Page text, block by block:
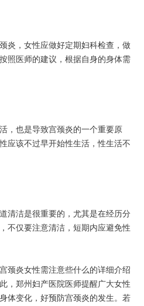
炎，女性应做好定期妇科检查，做
照医师的建议，根据自身的身体需
，也是导致宫颈炎的一个重要原
应该不过早开始性生活，性生活不
清洁是很重要的，尤其是在经历分
不仅要注意清洁，短期内应避免性
颈炎女性需注意些什么的详细介绍
，郑州妇产医院医师提醒广大女性
体变化，好预防宫颈炎的发生。若